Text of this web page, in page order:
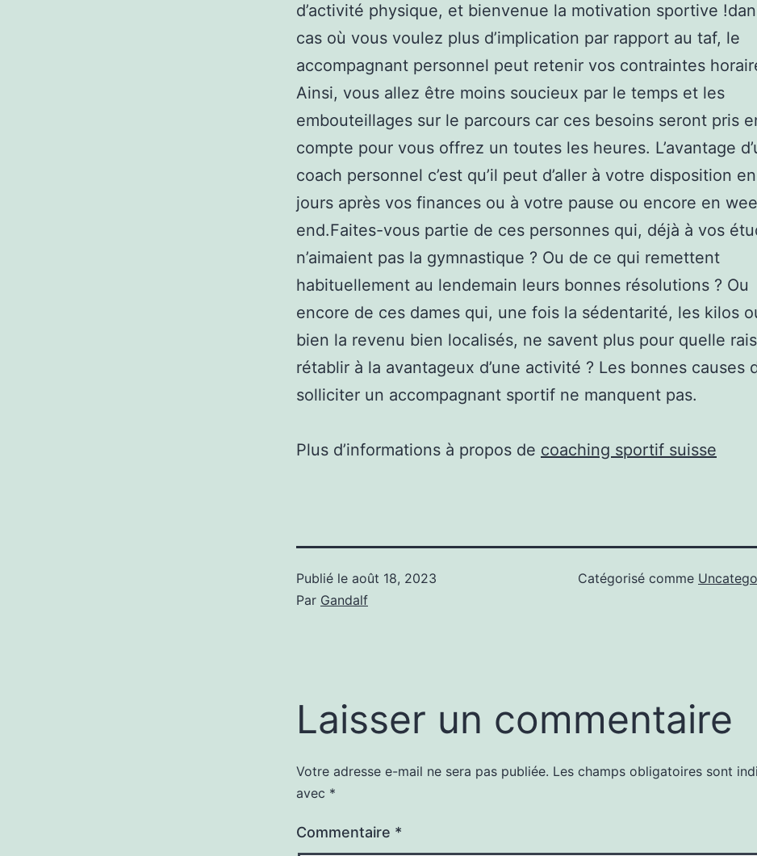
d’activité physique, et bienvenue la motivation sportive
cas où vous voulez plus d’implication par rapport au taf, le
accompagnant personnel peut retenir vos contraintes
Ainsi, vous allez être moins soucieux par le temps et les
embouteillages sur le parcours car ces besoins seront pris
compte pour vous offrez un toutes les heures. L’avantage
coach personnel c’est qu’il peut d’aller à votre disposition en
jours après vos finances ou à votre pause ou encore en
end.Faites-vous partie de ces personnes qui, déjà à vos
n’aimaient pas la gymnastique ? Ou de ce qui remettent
habituellement au lendemain leurs bonnes résolutions ? Ou
encore de ces dames qui, une fois la sédentarité, les kilos
bien la revenu bien localisés, ne savent plus pour quelle
rétablir à la avantageux d’une activité ? Les bonnes causes
solliciter un accompagnant sportif ne manquent pas.
Plus d’informations à propos de coaching sportif suisse
Publié le août 18, 2023
Par Gandalf
Catégorisé comme
Laisser un commentaire
Votre adresse e-mail ne sera pas publiée. Les champs obligatoires sont
avec *
Commentaire *